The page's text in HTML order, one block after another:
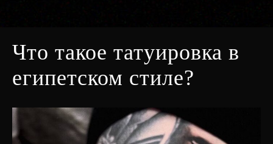
Что такое татуировка в
египетском стиле?